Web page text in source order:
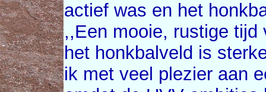
actief was en het
,,Een mooie, rustige
het honkbalveld is
ik met veel plezier aan